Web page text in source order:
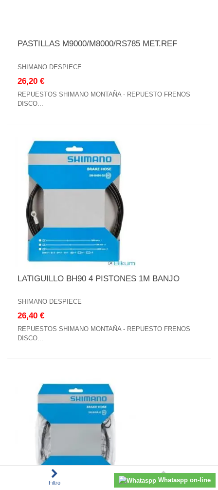
PASTILLAS M9000/M8000/RS785 MET.REF
SHIMANO DESPIECE
26,20 €
REPUESTOS SHIMANO MONTAÑA - REPUESTO FRENOS
DISCO...
LATIGUILLO BH90 4 PISTONES 1M BANJO
SHIMANO DESPIECE
26,40 €
REPUESTOS SHIMANO MONTAÑA - REPUESTO FRENOS
DISCO...
Whataspp on-line
Filtro Subir